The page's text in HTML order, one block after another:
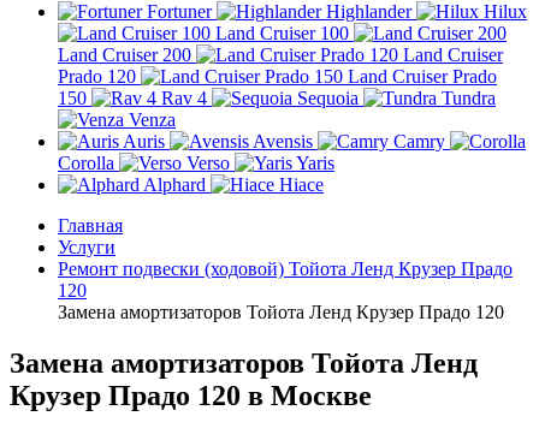
Fortuner Highlander
Hilux
Land Cruiser 100
Land Cruiser 200
Land Cruiser
Prado 120
Land Cruiser Prado
150
Rav 4 Sequoia
Tundra
Venza
Auris
Avensis
Camry
Corolla
Verso
Yaris
Alphard
Hiace
Главная
Услуги
Ремонт подвески (ходовой) Тойота Ленд Крузер Прадо
120
Замена амортизаторов Тойота Ленд Крузер Прадо 120
Замена амортизаторов Тойота Ленд
Крузер Прадо 120 в Москве